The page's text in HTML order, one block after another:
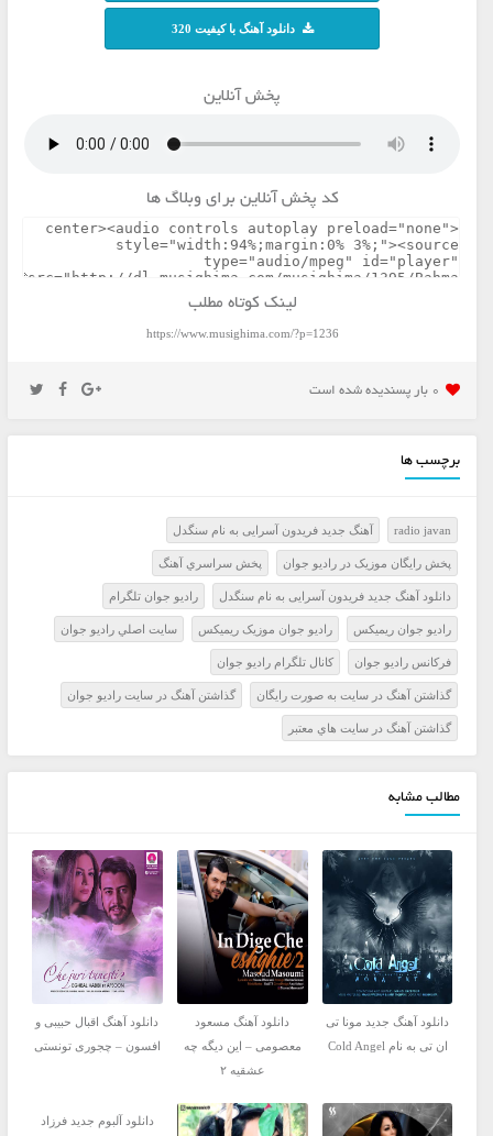
دانلود آهنگ با کیفیت 320
پخش آنلاین
کد پخش آنلاین برای وبلاگ ها
لینک کوتاه مطلب
https://www.musighima.com/?p=1236
0 بار پسنديده شده است
برچسب ها
radio javan آهنگ جدید فریدون آسرایی به نام سنگدل
پخش رايگان موزيک در راديو جوان پخش سراسري آهنگ
دانلود آهنگ جدید فریدون آسرایی به نام سنگدل راديو جوان تلگرام
راديو جوان ريميکس راديو جوان موزيک ريميکس سايت اصلي راديو جوان
فرکانس راديو جوان کانال تلگرام راديو جوان
گذاشتن آهنگ در سايت به صورت رايگان گذاشتن آهنگ در سايت راديو جوان
گذاشتن آهنگ در سايت هاي معتبر
مطالب مشابه
دانلود آهنگ جدید مونا تی
ان تی به نام Cold Angel
دانلود آهنگ مسعود
معصومی – این دیگه چه
عشقیه ۲
دانلود آهنگ اقبال حبیبی و
افسون – چجوری تونستی
دانلود آلبوم جدید فرزاد